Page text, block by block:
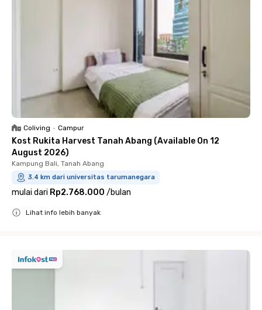
Coliving • Campur
Kost Rukita Harvest Tanah Abang (Available On 12
August 2026)
Kampung Bali, Tanah Abang
3.4 km dari universitas tarumanegara
mulai dari Rp2.768.000 /bulan
Lihat info lebih banyak